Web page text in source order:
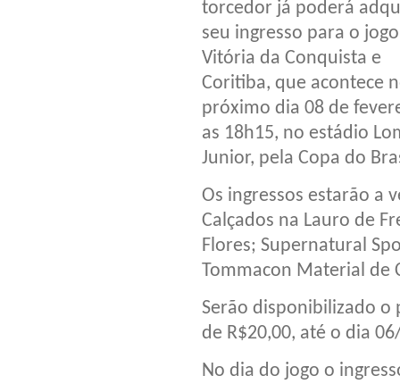
torcedor já poderá
seu ingresso para o jogo
Vitória da Conquista e
Coritiba, que acontece
próximo dia 08 de
as 18h15, no estádio
Junior, pela Copa do
Os ingressos estarão a
Calçados na Lauro de
Flores; Supernatural
Tommacon Material de
Serão disponibilizado
de R$20,00, até o dia
No dia do jogo o